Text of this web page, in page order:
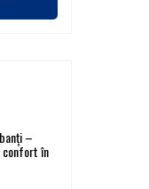
–
confort în